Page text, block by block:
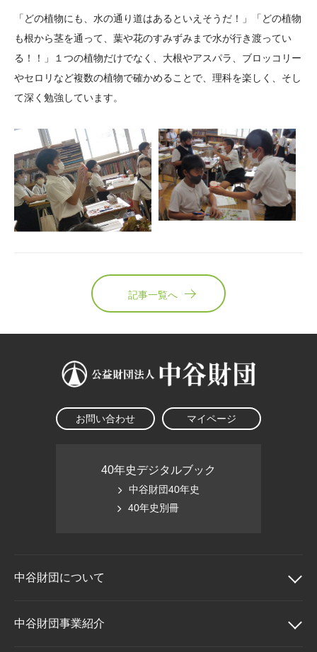
「どの植物にも、水の通り道はあるといえそうだ！」「どの植物
も根から茎を通って、葉や花のすみずみまで水が行き渡ってい
る！！」１つの植物だけでなく、大根やアスパラ、ブロッコリー
やセロリなど複数の植物で確かめることで、理科を楽しく、そし
て深く勉強しています。
記事一覧へ
お問い合わせ マイページ
40年史デジタルブック
中谷財団40年史
40年史別冊
中谷財団について
中谷財団について
中谷財団事業紹介